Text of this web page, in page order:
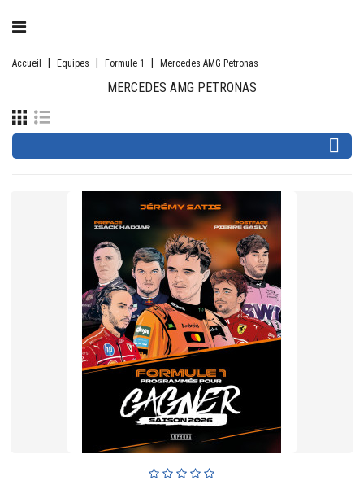
Accueil Equipes Formule 1 Mercedes AMG Petronas
MERCEDES AMG PETRONAS
